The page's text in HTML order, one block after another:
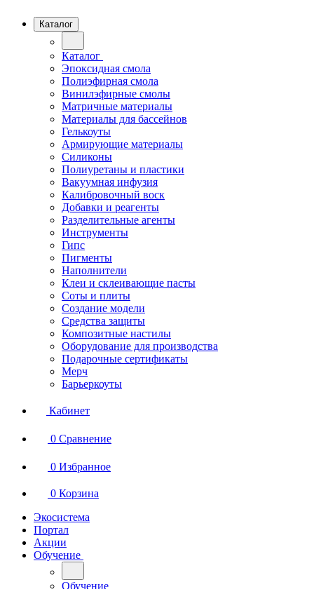
Каталог
Каталог
Эпоксидная смола
Полиэфирная смола
Винилэфирные смолы
Матричные материалы
Материалы для бассейнов
Гелькоуты
Армирующие материалы
Силиконы
Полиуретаны и пластики
Вакуумная инфузия
Калибровочный воск
Добавки и реагенты
Разделительные агенты
Инструменты
Гипс
Пигменты
Наполнители
Клеи и склеивающие пасты
Соты и плиты
Создание модели
Средства защиты
Композитные настилы
Оборудование для производства
Подарочные сертификаты
Мерч
Барьеркоуты
Кабинет
0 Сравнение
0 Избранное
0 Корзина
Экосистема
Портал
Акции
Обучение
Обучение